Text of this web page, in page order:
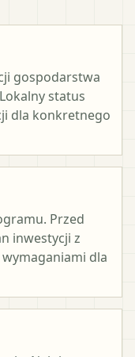
gospodarstwa
status
dla konkretnego
Przed
inwestycji z
dla